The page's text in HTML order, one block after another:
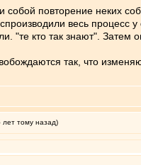
собой повторение неких
весь процесс
"те кто так знают". Затем
так, что
тому назад)